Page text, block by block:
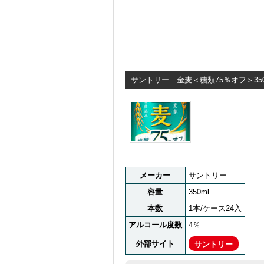
サントリー 金麦＜糖類75％オフ＞
メーカー
サントリー
容量
350ml
本数
1本/ケース24入
アルコール度数
4％
外部サイト サントリー